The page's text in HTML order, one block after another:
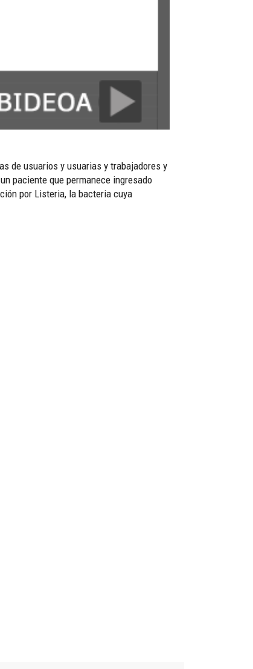
de usuarios y usuarias y trabajadores y
paciente que permanece ingresado
por Listeria, la bacteria cuya